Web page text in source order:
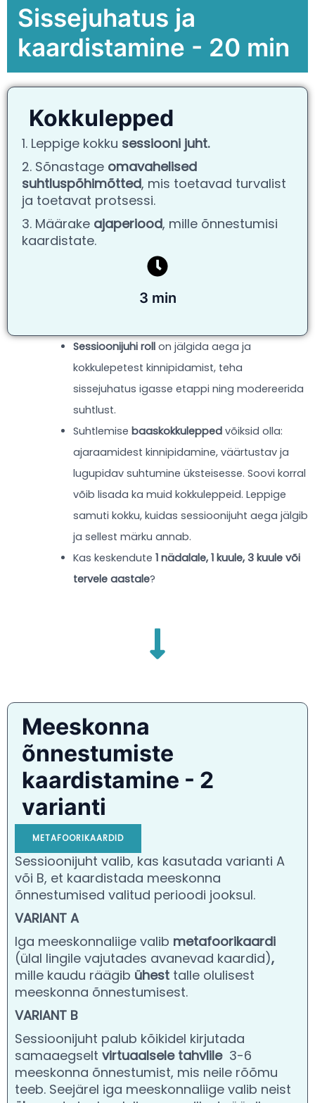
Sissejuhatus ja
kaardistamine - 20 min
Kokkulepped
1. Leppige kokku sessiooni juht.
2. Sõnastage omavahelised
suhtluspõhimõtted, mis toetavad turvalist
ja toetavat protsessi.
3. Määrake ajaperiood, mille õnnestumisi
kaardistate.
3 min
Sessioonijuhi rollon jälgida aega ja
kokkulepetest kinnipidamist, teha
sissejuhatus igasse etappi ning modereerida
suhtlust.
Suhtlemise baaskokkuleppedvõiksid olla:
ajaraamidest kinnipidamine, väärtustav ja
lugupidav suhtumine üksteisesse. Soovi korral
võib lisada ka muid kokkuleppeid. Leppige
samuti kokku, kuidas sessioonijuht aega jälgib
ja sellest märku annab.
Kas keskendute 1 nädalale, 1 kuule, 3 kuule või
tervele aastale?
Meeskonna
õnnestumiste
kaardistamine - 2
varianti
METAFOORIKAARDID
Sessioonijuht valib, kas kasutada varianti A
või B, et kaardistada meeskonna
õnnestumised valitud perioodi jooksul.
VARIANT A
Iga meeskonnaliige valib metafoorikaardi
(ülal lingile vajutades avanevad kaardid),
mille kaudu räägib ühest talle olulisest
meeskonna õnnestumisest.
VARIANT B
Sessioonijuht palub kõikidel kirjutada
samaaegselt virtuaalsele tahvlile3-6
meeskonna õnnestumist, mis neile rõõmu
teeb. Seejärel iga meeskonnaliige valib neist